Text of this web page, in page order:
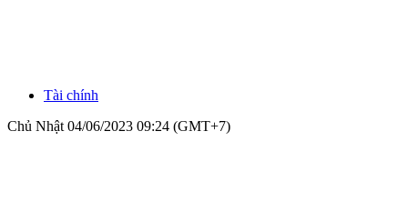
Tài chính
Chủ Nhật 04/06/2023 09:24 (GMT+7)